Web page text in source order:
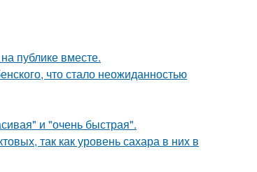
публике вместе.
что стало неожиданностью
и "очень быстрая".
так как уровень сахара в них в